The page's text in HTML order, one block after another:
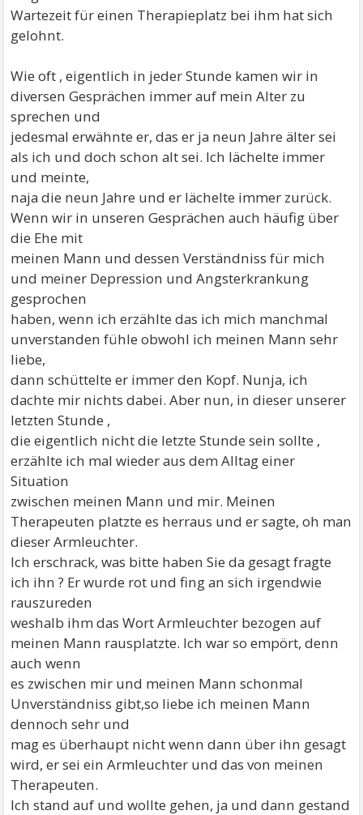
Wartezeit für einen Therapieplatz bei ihm hat sich
gelohnt.
Wie oft , eigentlich in jeder Stunde kamen wir in
diversen Gesprächen immer auf mein Alter zu
sprechen und
jedesmal erwähnte er, das er ja neun Jahre älter sei
als ich und doch schon alt sei. Ich lächelte immer
und meinte,
naja die neun Jahre und er lächelte immer zurück.
Wenn wir in unseren Gesprächen auch häufig über
die Ehe mit
meinen Mann und dessen Verständniss für mich
und meiner Depression und Angsterkrankung
gesprochen
haben, wenn ich erzählte das ich mich manchmal
unverstanden fühle obwohl ich meinen Mann sehr
liebe,
dann schüttelte er immer den Kopf. Nunja, ich
dachte mir nichts dabei. Aber nun, in dieser unserer
letzten Stunde ,
die eigentlich nicht die letzte Stunde sein sollte ,
erzählte ich mal wieder aus dem Alltag einer
Situation
zwischen meinen Mann und mir. Meinen
Therapeuten platzte es herraus und er sagte, oh man
dieser Armleuchter.
Ich erschrack, was bitte haben Sie da gesagt fragte
ich ihn ? Er wurde rot und fing an sich irgendwie
rauszureden
weshalb ihm das Wort Armleuchter bezogen auf
meinen Mann rausplatzte. Ich war so empört, denn
auch wenn
es zwischen mir und meinen Mann schonmal
Unverständniss gibt,so liebe ich meinen Mann
dennoch sehr und
mag es überhaupt nicht wenn dann über ihn gesagt
wird, er sei ein Armleuchter und das von meinen
Therapeuten.
Ich stand auf und wollte gehen, ja und dann gestand